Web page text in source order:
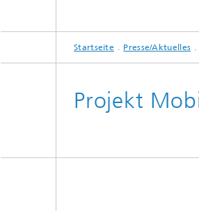
ÜBER UNS
GESCHÄFTSFELDER
KOMPETENZEN
Optronik (OPT)
PUBLIKATIONEN
Startseite Presse/Aktuelles
Projekt